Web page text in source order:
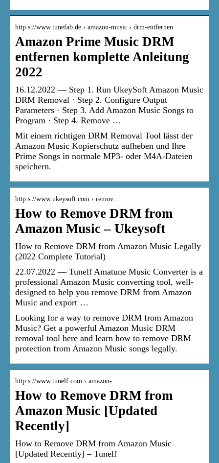
http s://www.tunefab.de › amazon-music › drm-entfernen
Amazon Prime Music DRM
entfernen komplette Anleitung
2022
16.12.2022 — Step 1. Run UkeySoft Amazon Music
DRM Removal · Step 2. Configure Output
Parameters · Step 3. Add Amazon Music Songs to
Program · Step 4. Remove …
Mit einem richtigen DRM Removal Tool lässt der
Amazon Music Kopierschutz aufheben und Ihre
Prime Songs in normale MP3- oder M4A-Dateien
speichern.
http s://www.ukeysoft.com › remov…
How to Remove DRM from
Amazon Music – Ukeysoft
How to Remove DRM from Amazon Music Legally
(2022 Complete Tutorial)
22.07.2022 — Tunelf Amatune Music Converter is a
professional Amazon Music converting tool, well-
designed to help you remove DRM from Amazon
Music and export …
Looking for a way to remove DRM from Amazon
Music? Get a powerful Amazon Music DRM
removal tool here and learn how to remove DRM
protection from Amazon Music songs legally.
http s://www.tunelf.com › amazon-…
How to Remove DRM from
Amazon Music [Updated
Recently]
How to Remove DRM from Amazon Music
[Updated Recently] – Tunelf